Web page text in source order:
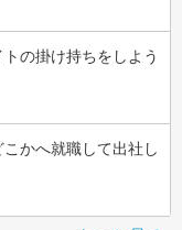
の掛け持ちをしよう
かへ就職して出社し